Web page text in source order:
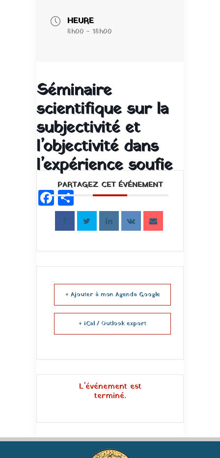
HEURE
8h00 - 18h00
Séminaire
scientifique sur la
subjectivité et
l’objectivité dans
l’expérience soufie
Facebook
Partager
PARTAGEZ CET ÉVÉNEMENT
+ Ajouter à mon Agenda Google
+ iCal / Outlook export
L'événement est
terminé.